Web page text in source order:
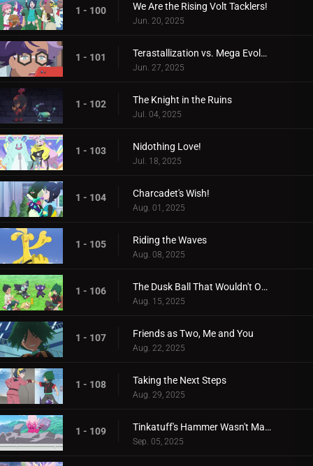
1 - 100 We Are the Rising Volt Tacklers!
Jun. 20, 2025
1 - 101 Terastallization vs. Mega Evolution!
Jun. 27, 2025
1 - 102 The Knight in the Ruins
Jul. 04, 2025
1 - 103 Nidothing Love!
Jul. 18, 2025
1 - 104 Charcadet's Wish!
Aug. 01, 2025
1 - 105 Riding the Waves
Aug. 08, 2025
1 - 106 The Dusk Ball That Wouldn't Open
Aug. 15, 2025
1 - 107 Friends as Two, Me and You
Aug. 22, 2025
1 - 108 Taking the Next Steps
Aug. 29, 2025
1 - 109 Tinkatuff's Hammer Wasn't Made in a Year!
Sep. 05, 2025